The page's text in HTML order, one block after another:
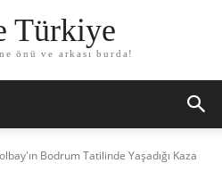
Türkiye
önü ve arkası burda!
Bodrum Tatilinde Yaşadığı Kaza